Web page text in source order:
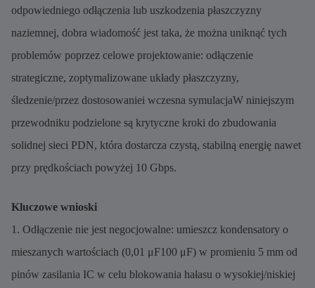
odpowiedniego odłączenia lub uszkodzenia płaszczyzny
naziemnej, dobra wiadomość jest taka, że można uniknąć tych
problemów poprzez celowe projektowanie: odłączenie
strategiczne, zoptymalizowane układy płaszczyzny,
śledzenie/przez dostosowaniei wczesna symulacjaW niniejszym
przewodniku podzielone są krytyczne kroki do zbudowania
solidnej sieci PDN, która dostarcza czystą, stabilną energię nawet
przy prędkościach powyżej 10 Gbps.
Kluczowe wnioski
1. Odłączenie nie jest negocjowalne: umieszcz kondensatory o
mieszanych wartościach (0,01 μF100 μF) w promieniu 5 mm od
pinów zasilania IC w celu blokowania hałasu o wysokiej/niskiej